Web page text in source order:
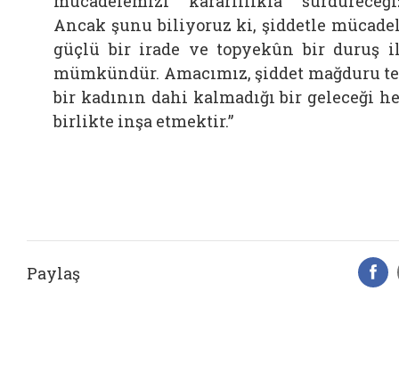
Ancak şunu biliyoruz ki, şiddetle
güçlü bir irade ve topyekûn bir duruş
mümkündür. Amacımız, şiddet mağduru
bir kadının dahi kalmadığı bir geleceği
birlikte inşa etmektir.”
Paylaş